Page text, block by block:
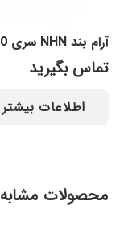
آرام بند NHN سری 80
تماس بگیرید
اطلاعات بیشتر
محصولات مشابه